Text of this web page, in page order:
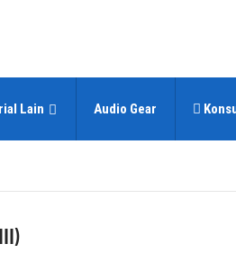
Lain Audio Gear